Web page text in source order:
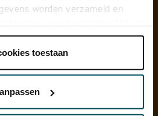
worden verzameld en
cookies wij mogen
hier. Lees onze
op onze website kunt u uw
toestaan